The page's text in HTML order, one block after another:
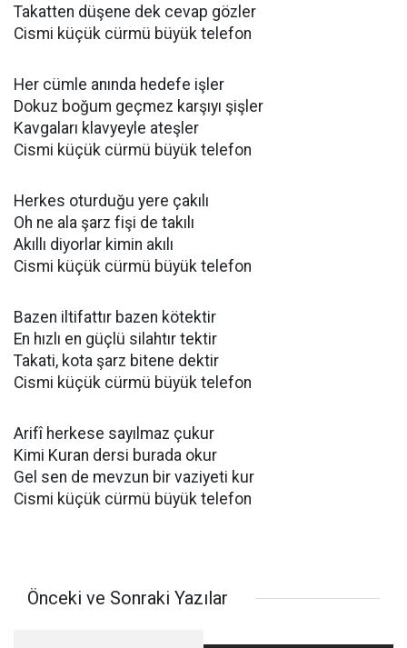
Takatten düşene dek cevap gözler
Cismi küçük cürmü büyük telefon
Her cümle anında hedefe işler
Dokuz boğum geçmez karşıyı şişler
Kavgaları klavyeyle ateşler
Cismi küçük cürmü büyük telefon
Herkes oturduğu yere çakılı
Oh ne ala şarz fişi de takılı
Akıllı diyorlar kimin akılı
Cismi küçük cürmü büyük telefon
Bazen iltifattır bazen kötektir
En hızlı en güçlü silahtır tektir
Takati, kota şarz bitene dektir
Cismi küçük cürmü büyük telefon
Arifî herkese sayılmaz çukur
Kimi Kuran dersi burada okur
Gel sen de mevzun bir vaziyeti kur
Cismi küçük cürmü büyük telefon
Önceki ve Sonraki Yazılar